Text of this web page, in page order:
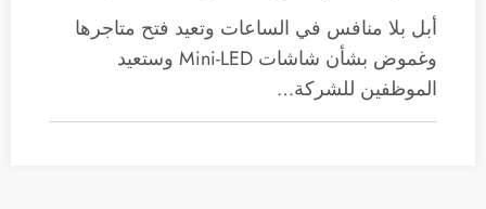
أبل بلا منافس في الساعات وتعيد فتح متاجرها
وغموض بشأن شاشات Mini-LED وستعيد
الموظفين للشركة…